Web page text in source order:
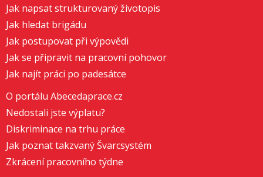
Jak napsat strukturovaný životopis
Jak hledat brigádu
Jak postupovat při výpovědi
Jak se připravit na pracovní pohovor
Jak najít práci po padesátce
O portálu Abecedaprace.cz
Nedostali jste výplatu?
Diskriminace na trhu práce
Jak poznat takzvaný Švarcsystém
Zkrácení pracovního týdne